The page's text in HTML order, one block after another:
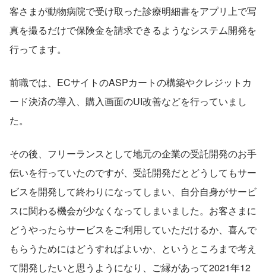
客さまが動物病院で受け取った診療明細書をアプリ上で写
真を撮るだけで保険金を請求できるようなシステム開発を
行ってます。
前職では、ECサイトのASPカートの構築やクレジットカ
ード決済の導入、購入画面のUI改善などを行っていまし
た。
その後、フリーランスとして地元の企業の受託開発のお手
伝いを行っていたのですが、受託開発だとどうしてもサー
ビスを開発して終わりになってしまい、自分自身がサービ
スに関わる機会が少なくなってしまいました。お客さまに
どうやったらサービスをご利用していただけるか、喜んで
もらうためにはどうすればよいか、というところまで考え
て開発したいと思うようになり、ご縁があって2021年12